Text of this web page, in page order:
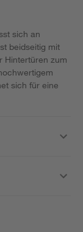
sich an
beidseitig mit
Hintertüren zum
sich für eine